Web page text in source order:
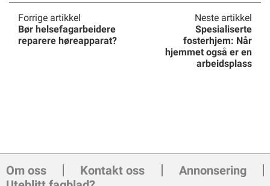
Forrige artikkel
Bør helsefagarbeidere
reparere høreapparat?
Neste artikkel
Spesialiserte
fosterhjem: Når
hjemmet også er en
arbeidsplass
Om oss Kontakt oss
Annonsering